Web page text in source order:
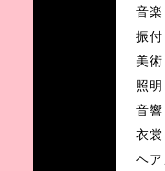
音
振
美
照
音
衣裳
ヘ